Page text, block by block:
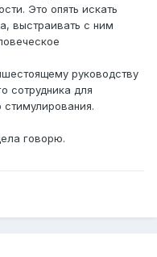
Это опять искать
выстраивать с ним
руководству
сотрудника для
говорю.